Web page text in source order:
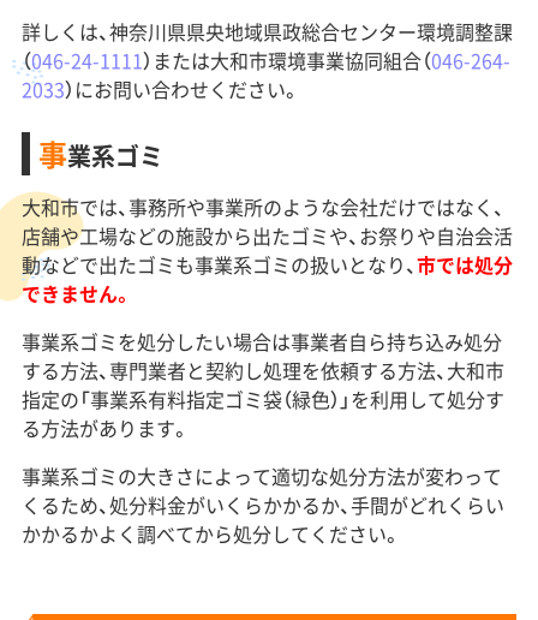
詳しくは、神奈川県県央地域県政総合センター環境調整課
（046-24-1111）または大和市環境事業協同組合（046-264-
2033）にお問い合わせください。
事業系ゴミ
大和市では、事務所や事業所のような会社だけではなく、
店舗や工場などの施設から出たゴミや、お祭りや自治会活
動などで出たゴミも事業系ゴミの扱いとなり、市では処分
できません。
事業系ゴミを処分したい場合は事業者自ら持ち込み処分
する方法、専門業者と契約し処理を依頼する方法、大和市
指定の「事業系有料指定ゴミ袋（緑色）」を利用して処分す
る方法があります。
事業系ゴミの大きさによって適切な処分方法が変わって
くるため、処分料金がいくらかかるか、手間がどれくらい
かかるかよく調べてから処分してください。